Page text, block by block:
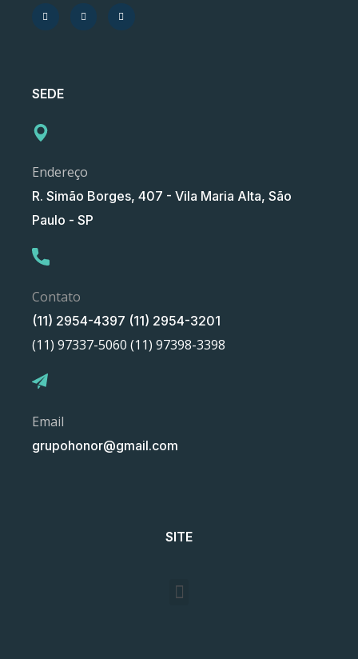
SEDE
Endereço
R. Simão Borges, 407 - Vila Maria Alta, São
Paulo - SP
Contato
(11) 2954-4397 (11) 2954-3201
(11) 97337-5060 (11) 97398-3398
Email
grupohonor@gmail.com
SITE